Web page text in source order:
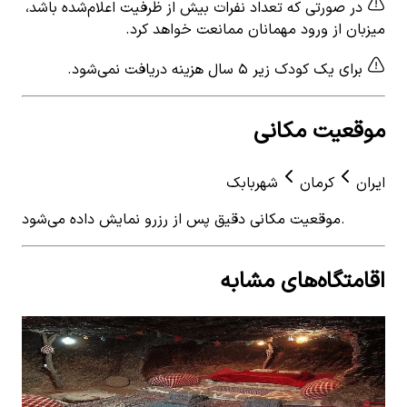
در صورتی که تعداد نفرات بیش از ظرفیت اعلام‌شده باشد،
میزبان از ورود مهمانان ممانعت خواهد کرد.
برای یک کودک زیر ۵ سال هزینه دریافت نمی‌شود.
موقعیت مکانی
ایران کرمان
شهربابک
موقعیت مکانی دقیق پس از رزرو نمایش داده می‌شود.
اقامتگاه‌های مشابه
View details for اجاره اقامتگاه صخره ای در روستای میمند
- 36 متر
اجاره اقامتگاه صخره ای در روستای میمند - 36 متر